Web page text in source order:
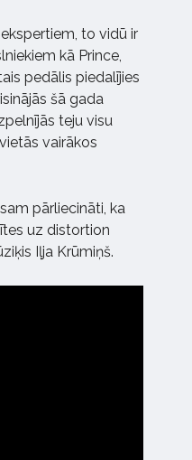
to vidū ir
kā Prince,
pedālis piedalījies
šā gada
teju visu
vairākos
pārliecināti, ka
uz distortion
Iļja Krūmiņš.